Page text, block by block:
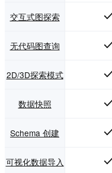
交互式图探索
无代码图查询
2D/3D探索模式
数据快照
Schema 创建
可视化数据导入